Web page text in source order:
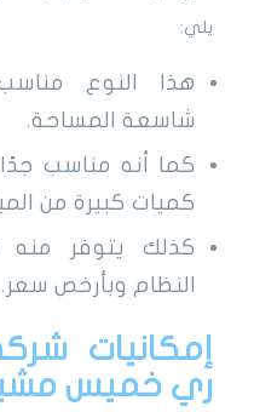
يلي:
هذا النوع مناسب
شاسعة المساحة.
كما أنه مناسب جدًا
كميات كبيرة من
كذلك يتوفر
النظام وبأرخص سعر.
إمكانيات
ري خميس